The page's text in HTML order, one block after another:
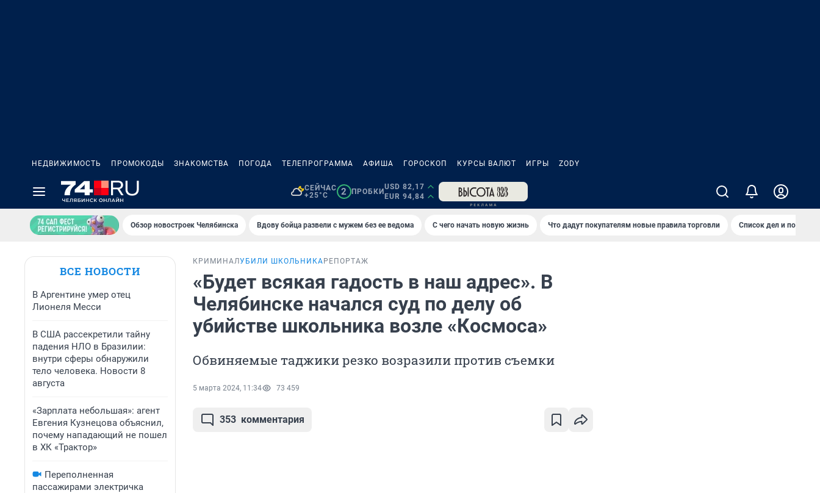
НЕДВИЖИМОСТЬ ПРОМОКОДЫ ЗНАКОМСТВА ПОГОДА ТЕЛЕПРОГРАММА АФИША ГОРОСКОП КУРСЫ ВАЛЮТ ИГРЫ ZODY
СЕЙЧАС
+25°C
2 ПРОБКИ
USD 82,17
EUR 94,84
Обзор новостроек Челябинска Вдову бойца развели с мужем без ее ведома С чего начать новую жизнь Что дадут покупателям новые правила торговли Список дел и покупок
ВСЕ НОВОСТИ
В Аргентине умер отец
Лионеля Месси
В США рассекретили тайну
падения НЛО в Бразилии:
внутри сферы обнаружили
тело человека. Новости 8
августа
«Зарплата небольшая»: агент
Евгения Кузнецова объяснил,
почему нападающий не пошел
в ХК «Трактор»
Переполненная
пассажирами электричка
КРИМИНАЛУБИЛИ ШКОЛЬНИКА РЕПОРТАЖ
«Будет всякая гадость в наш адрес». В
Челябинске начался суд по делу об
убийстве школьника возле «Космоса»
Обвиняемые таджики резко возразили против съемки
5 марта 2024, 11:34 73 459
353 комментария